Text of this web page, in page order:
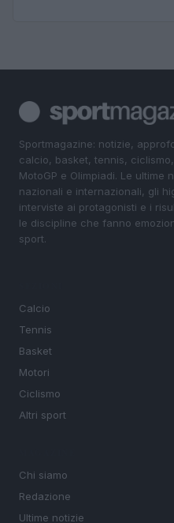
Sportmagazine: notizie,
calcio, basket, tennis, ciclismo,
MotoGP e Olimpiadi. Le ultime
nazionali e internazionali, gli
interviste ai protagonisti e i
le discipline che fanno
sport.
Calcio
Tennis
Basket
Motori
Ciclismo
Altri sport
Chi siamo
Redazione
Ultime notizie